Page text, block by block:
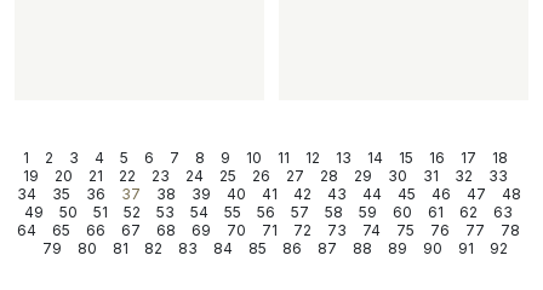
1 2 3 4 5 6 7 8 9 10 11 12 13 14 15 16 17
18
19
20 21 22 23 24 25 26 27 28 29 30 31 32
33
34
35 36 37 38 39 40 41 42 43 44 45 46 47
48
49
50 51 52 53 54 55 56 57 58 59 60 61 62
63
64
65 66 67 68 69 70 71 72 73 74 75 76 77
78
79
80 81 82 83 84 85 86 87 88 89 90 91 92